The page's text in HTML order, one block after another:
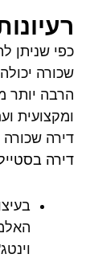
כפי שניתן
שכורה
הרבה יותר
ומקצועית
דירה
דירה